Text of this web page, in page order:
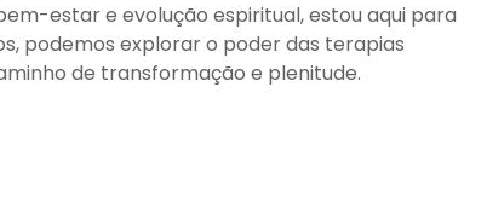
estar e evolução espiritual, estou aqui para
podemos explorar o poder das terapias
de transformação e plenitude.